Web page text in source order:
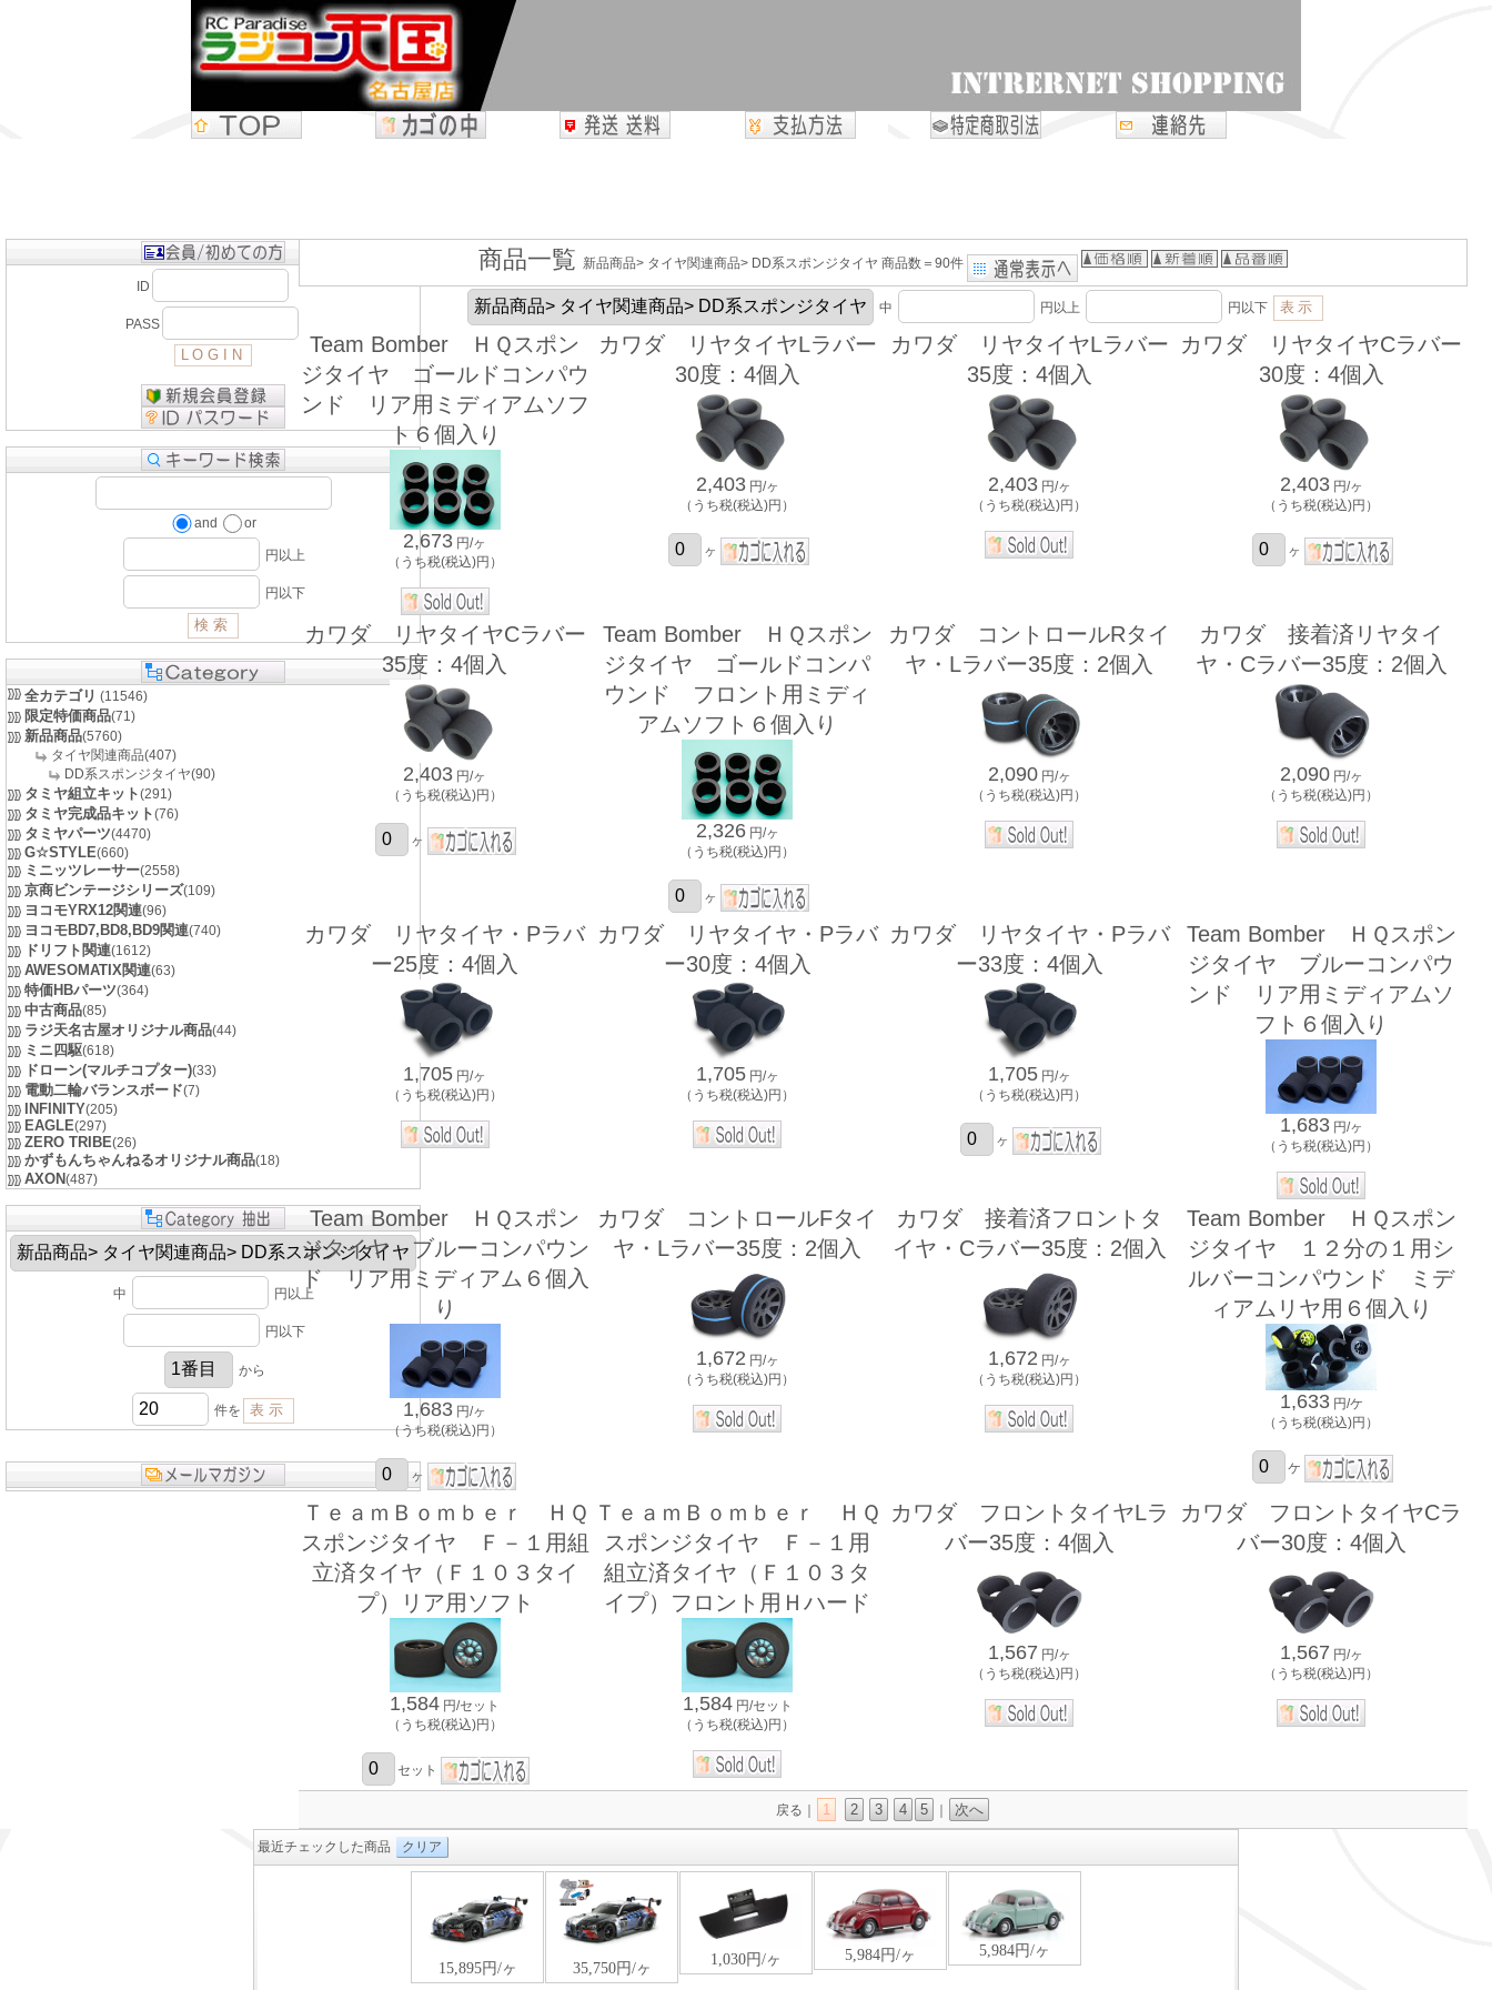
ID
PASS
and or
円以上
円以下
全カテゴリ (11546)
限定特価商品(71)
新品商品(5760)
タイヤ関連商品(407)
DD系スポンジタイヤ(90)
タミヤ組立キット(291)
タミヤ完成品キット(76)
タミヤパーツ(4470)
G☆STYLE(660)
ミニッツレーサー(2558)
京商ビンテージシリーズ(109)
ヨコモYRX12関連(96)
ヨコモBD7,BD8,BD9関連(740)
ドリフト関連(1612)
AWESOMATIX関連(63)
特価HBパーツ(364)
中古商品(85)
ラジ天名古屋オリジナル商品(44)
ミニ四駆(618)
ドローン(マルチコプター)(33)
電動二輪バランスボード(7)
INFINITY(205)
EAGLE(297)
ZERO TRIBE(26)
かずもんちゃんねるオリジナル商品(18)
AXON(487)
中 円以上
円以下
から
件を
商品一覧 新品商品> タイヤ関連商品> DD系スポンジタイヤ 商品数＝90件
中 円以上 円以下
Team Bomber ＨＱスポン
ジタイヤ ゴールドコンパウ
ンド リア用ミディアムソフ
ト６個入り
2,673 円/ヶ
（うち税(税込)円）
カワダ リヤタイヤLラバー
30度：4個入
2,403 円/ヶ
（うち税(税込)円）
ヶ
カワダ リヤタイヤLラバー
35度：4個入
2,403 円/ヶ
（うち税(税込)円）
カワダ リヤタイヤCラバー
30度：4個入
2,403 円/ヶ
（うち税(税込)円）
ヶ
カワダ リヤタイヤCラバー
35度：4個入
2,403 円/ヶ
（うち税(税込)円）
ヶ
Team Bomber ＨＱスポン
ジタイヤ ゴールドコンパ
ウンド フロント用ミディ
アムソフト６個入り
2,326 円/ヶ
（うち税(税込)円）
ヶ
カワダ コントロールRタイ
ヤ・Lラバー35度：2個入
2,090 円/ヶ
（うち税(税込)円）
カワダ 接着済リヤタイ
ヤ・Cラバー35度：2個入
2,090 円/ヶ
（うち税(税込)円）
カワダ リヤタイヤ・Pラバ
ー25度：4個入
1,705 円/ヶ
（うち税(税込)円）
カワダ リヤタイヤ・Pラバ
ー30度：4個入
1,705 円/ヶ
（うち税(税込)円）
カワダ リヤタイヤ・Pラバ
ー33度：4個入
1,705 円/ヶ
（うち税(税込)円）
ヶ
Team Bomber ＨＱスポン
ジタイヤ ブルーコンパウ
ンド リア用ミディアムソ
フト６個入り
1,683 円/ヶ
（うち税(税込)円）
Team Bomber ＨＱスポン
ジタイヤ ブルーコンパウン
ド リア用ミディアム６個入
り
1,683 円/ヶ
（うち税(税込)円）
ヶ
カワダ コントロールFタイ
ヤ・Lラバー35度：2個入
1,672 円/ヶ
（うち税(税込)円）
カワダ 接着済フロントタ
イヤ・Cラバー35度：2個入
1,672 円/ヶ
（うち税(税込)円）
Team Bomber ＨＱスポン
ジタイヤ １２分の１用シ
ルバーコンパウンド ミデ
ィアムリヤ用６個入り
1,633 円/ケ
（うち税(税込)円）
ケ
ＴｅａｍＢｏｍｂｅｒ ＨＱ
スポンジタイヤ Ｆ－１用組
立済タイヤ（Ｆ１０３タイ
プ）リア用ソフト
1,584 円/セット
（うち税(税込)円）
セット
ＴｅａｍＢｏｍｂｅｒ ＨＱ
スポンジタイヤ Ｆ－１用
組立済タイヤ（Ｆ１０３タ
イプ）フロント用Ｈハード
1,584 円/セット
（うち税(税込)円）
カワダ フロントタイヤLラ
バー35度：4個入
1,567 円/ヶ
（うち税(税込)円）
カワダ フロントタイヤCラ
バー30度：4個入
1,567 円/ヶ
（うち税(税込)円）
戻る｜ 1 2 3 4 5 次へ
最近チェックした商品 クリア